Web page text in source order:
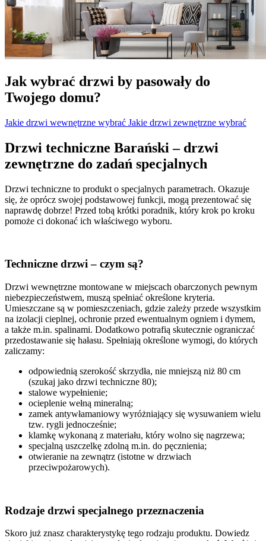
Jak wybrać drzwi by pasowały do
Twojego domu?
Jakie drzwi wewnętrzne wybrać Jakie drzwi zewnętrzne wybrać
Drzwi techniczne Barański – drzwi
zewnętrzne do zadań specjalnych
Drzwi techniczne to produkt o specjalnych parametrach. Okazuje
się, że oprócz swojej podstawowej funkcji, mogą prezentować się
naprawdę dobrze! Przed tobą krótki poradnik, który krok po kroku
pomoże ci dokonać ich właściwego wyboru.
Techniczne drzwi – czym są?
Drzwi wewnętrzne montowane w miejscach obarczonych pewnym
niebezpieczeństwem, muszą spełniać określone kryteria.
Umieszczane są w pomieszczeniach, gdzie zależy przede wszystkim
na izolacji cieplnej, ochronie przed ewentualnym ogniem i dymem,
a także m.in. spalinami. Dodatkowo potrafią skutecznie ograniczać
przedostawanie się hałasu. Spełniają określone wymogi, do których
zaliczamy:
odpowiednią szerokość skrzydła, nie mniejszą niż 80 cm
(szukaj jako drzwi techniczne 80);
stalowe wypełnienie;
ocieplenie wełną mineralną;
zamek antywłamaniowy wyróżniający się wysuwaniem wielu
tzw. rygli jednocześnie;
klamkę wykonaną z materiału, który wolno się nagrzewa;
specjalną uszczelkę zdolną m.in. do pęcznienia;
otwieranie na zewnątrz (istotne w drzwiach
przeciwpożarowych).
Rodzaje drzwi specjalnego przeznaczenia
Skoro już znasz charakterystykę tego rodzaju produktu. Dowiedz